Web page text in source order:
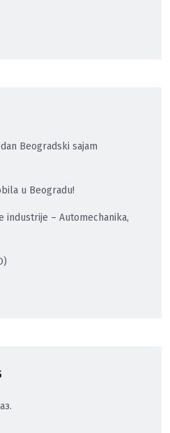
Beogradski sajam
u Beogradu!
industrije – Automechanika,